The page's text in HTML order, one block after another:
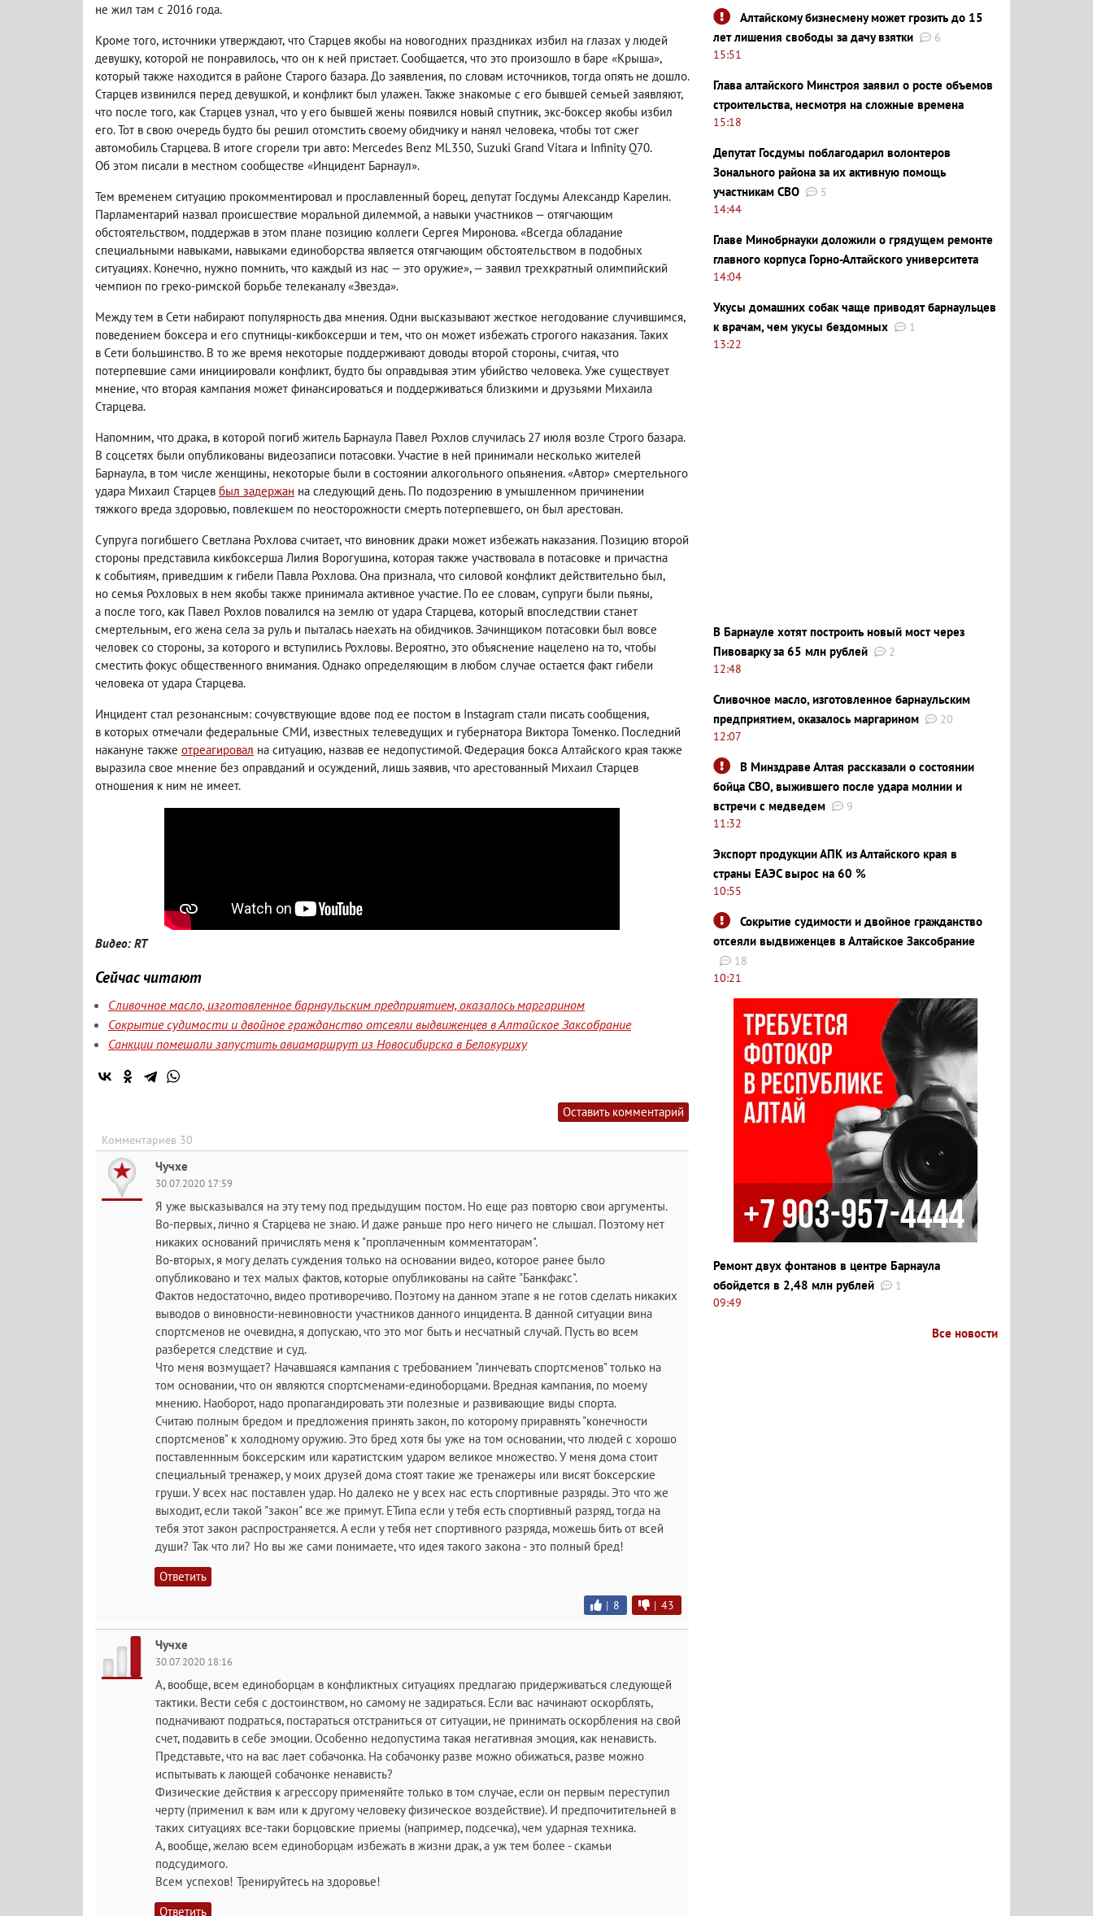
не жил там с 2016 года.
Кроме того, источники утверждают, что Старцев якобы на новогодних праздниках избил на глазах у людей
девушку, которой не понравилось, что он к ней пристает. Сообщается, что это произошло в баре «Крыша»,
который также находится в районе Старого базара. До заявления, по словам источников, тогда опять не дошло.
Старцев извинился перед девушкой, и конфликт был улажен. Также знакомые с его бывшей семьей заявляют,
что после того, как Старцев узнал, что у его бывшей жены появился новый спутник, экс-боксер якобы избил
его. Тот в свою очередь будто бы решил отомстить своему обидчику и нанял человека, чтобы тот сжег
автомобиль Старцева. В итоге сгорели три авто: Mercedes Benz ML350, Suzuki Grand Vitara и Infinity Q70.
Об этом писали в местном сообществе «Инцидент Барнаул».
Тем временем ситуацию прокомментировал и прославленный борец, депутат Госдумы Александр Карелин.
Парламентарий назвал происшествие моральной дилеммой, а навыки участников — отягчающим
обстоятельством, поддержав в этом плане позицию коллеги Сергея Миронова. «Всегда обладание
специальными навыками, навыками единоборства является отягчающим обстоятельством в подобных
ситуациях. Конечно, нужно помнить, что каждый из нас — это оружие», — заявил трехкратный олимпийский
чемпион по греко-римской борьбе телеканалу «Звезда».
Между тем в Сети набирают популярность два мнения. Одни высказывают жесткое негодование случившимся,
поведением боксера и его спутницы-кикбоксерши и тем, что он может избежать строгого наказания. Таких
в Сети большинство. В то же время некоторые поддерживают доводы второй стороны, считая, что
потерпевшие сами инициировали конфликт, будто бы оправдывая этим убийство человека. Уже существует
мнение, что вторая кампания может финансироваться и поддерживаться близкими и друзьями Михаила
Старцева.
Напомним, что драка, в которой погиб житель Барнаула Павел Рохлов случилась 27 июля возле Строго базара.
В соцсетях были опубликованы видеозаписи потасовки. Участие в ней принимали несколько жителей
Барнаула, в том числе женщины, некоторые были в состоянии алкогольного опьянения. «Автор» смертельного
удара Михаил Старцев был задержан на следующий день. По подозрению в умышленном причинении
тяжкого вреда здоровью, повлекшем по неосторожности смерть потерпевшего, он был арестован.
Супруга погибшего Светлана Рохлова считает, что виновник драки может избежать наказания. Позицию второй
стороны представила кикбоксерша Лилия Ворогушина, которая также участвовала в потасовке и причастна
к событиям, приведшим к гибели Павла Рохлова. Она признала, что силовой конфликт действительно был,
но семья Рохловых в нем якобы также принимала активное участие. По ее словам, супруги были пьяны,
а после того, как Павел Рохлов повалился на землю от удара Старцева, который впоследствии станет
смертельным, его жена села за руль и пыталась наехать на обидчиков. Зачинщиком потасовки был вовсе
человек со стороны, за которого и вступились Рохловы. Вероятно, это объяснение нацелено на то, чтобы
сместить фокус общественного внимания. Однако определяющим в любом случае остается факт гибели
человека от удара Старцева.
Инцидент стал резонансным: сочувствующие вдове под ее постом в Instagram стали писать сообщения,
в которых отмечали федеральные СМИ, известных телеведущих и губернатора Виктора Томенко. Последний
накануне также отреагировал на ситуацию, назвав ее недопустимой. Федерация бокса Алтайского края также
выразила свое мнение без оправданий и осуждений, лишь заявив, что арестованный Михаил Старцев
отношения к ним не имеет.
Видео: RT
Сейчас читают
Сливочное масло, изготовленное барнаульским предприятием, оказалось маргарином
Сокрытие судимости и двойное гражданство отсеяли выдвиженцев в Алтайское Заксобрание
Санкции помешали запустить авиамаршрут из Новосибирска в Белокуриху
Оставить комментарий
Комментариев 30
Чучхе
30.07.2020 17:59
Я уже высказывался на эту тему под предыдущим постом. Но еще раз повторю свои аргументы.
Во-первых, лично я Старцева не знаю. И даже раньше про него ничего не слышал. Поэтому нет
никаких оснований причислять меня к "проплаченным комментаторам".
Во-вторых, я могу делать суждения только на основании видео, которое ранее было
опубликовано и тех малых фактов, которые опубликованы на сайте "Банкфакс".
Фактов недостаточно, видео противоречиво. Поэтому на данном этапе я не готов сделать никаких
выводов о виновности-невиновности участников данного инцидента. В данной ситуации вина
спортсменов не очевидна, я допускаю, что это мог быть и несчатный случай. Пусть во всем
разберется следствие и суд.
Что меня возмущает? Начавшаяся кампания с требованием "линчевать спортсменов" только на
том основании, что он являются спортсменами-единоборцами. Вредная кампания, по моему
мнению. Наоборот, надо пропагандировать эти полезные и развивающие виды спорта.
Считаю полным бредом и предложения принять закон, по которому приравнять "конечности
спортсменов" к холодному оружию. Это бред хотя бы уже на том основании, что людей с хорошо
поставленнным боксерским или каратистским ударом великое множество. У меня дома стоит
специальный тренажер, у моих друзей дома стоят такие же тренажеры или висят боксерские
груши. У всех нас поставлен удар. Но далеко не у всех нас есть спортивные разряды. Это что же
выходит, если такой "закон" все же примут. ЕТипа если у тебя есть спортивный разряд, тогда на
тебя этот закон распространяется. А если у тебя нет спортивного разряда, можешь бить от всей
души? Так что ли? Но вы же сами понимаете, что идея такого закона - это полный бред!
Ответить
| 8 | 43
Чучхе
30.07.2020 18:16
А, вообще, всем единоборцам в конфликтных ситуациях предлагаю придерживаться следующей
тактики. Вести себя с достоинством, но самому не задираться. Если вас начинают оскорблять,
подначивают подраться, постараться отстраниться от ситуации, не принимать оскорбления на свой
счет, подавить в себе эмоции. Особенно недопустима такая негативная эмоция, как ненависть.
Представьте, что на вас лает собачонка. На собачонку разве можно обижаться, разве можно
испытывать к лающей собачонке ненависть?
Физические действия к агрессору применяйте только в том случае, если он первым переступил
черту (применил к вам или к другому человеку физическое воздействие). И предпочитительней в
таких ситуациях все-таки борцовские приемы (например, подсечка), чем ударная техника.
А, вообще, желаю всем единоборцам избежать в жизни драк, а уж тем более - скамьи
подсудимого.
Всем успехов! Тренируйтесь на здоровье!
Ответить
Алтайскому бизнесмену может грозить до 15
лет лишения свободы за дачу взятки
6
15:51
Глава алтайского Минстроя заявил о росте объемов
строительства, несмотря на сложные времена
15:18
Депутат Госдумы поблагодарил волонтеров
Зонального района за их активную помощь
участникам СВО
5
14:44
Главе Минобрнауки доложили о грядущем ремонте
главного корпуса Горно-Алтайского университета
14:04
Укусы домашних собак чаще приводят барнаульцев
к врачам, чем укусы бездомных
1
13:22
В Барнауле хотят построить новый мост через
Пивоварку за 65 млн рублей
2
12:48
Сливочное масло, изготовленное барнаульским
предприятием, оказалось маргарином
20
12:07
В Минздраве Алтая рассказали о состоянии
бойца СВО, выжившего после удара молнии и
встречи с медведем
9
11:32
Экспорт продукции АПК из Алтайского края в
страны ЕАЭС вырос на 60 %
10:55
Сокрытие судимости и двойное гражданство
отсеяли выдвиженцев в Алтайское Заксобрание
18
10:21
Ремонт двух фонтанов в центре Барнаула
обойдется в 2,48 млн рублей
1
09:49
Все новости